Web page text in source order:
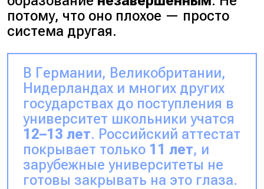
потому, что оно плохое — просто
система другая.
В Германии, Великобритании,
Нидерландах и многих других
государствах до поступления в
университет школьники учатся
12–13 лет. Российский аттестат
покрывает только 11 лет, и
зарубежные университеты не
готовы закрывать на это глаза.